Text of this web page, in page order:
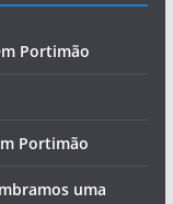
Portimão
Portimão
uma